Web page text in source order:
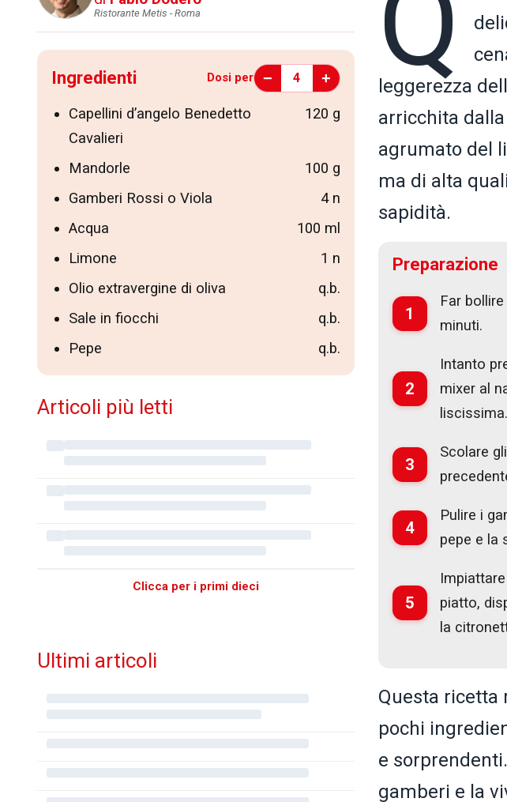
Ristorante Metis - Roma
Ingredienti Dosi per − 4 +
Capellini d’angelo Benedetto
Cavalieri
120 g
Mandorle
100 g
Gamberi Rossi o Viola
4 n
Acqua
100 ml
Limone
1 n
Olio extravergine di oliva
q.b.
Sale in fiocchi
q.b.
Pepe
q.b.
leggerezza
arricchita
agrumato del
ma di alta
sapidità.
Preparazione
1
Far
minuti.
2
Intanto
mixer al
3
Scolare
4
Pulire i
pepe e la
5
piatto,
la
Questa ricetta
pochi
e
gamberi e la
Articoli più letti
Clicca per i primi dieci
Ultimi articoli